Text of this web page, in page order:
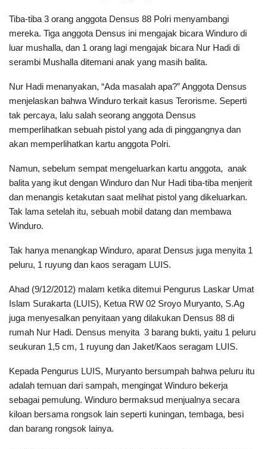
Tiba-tiba 3 orang anggota Densus 88 Polri menyambangi
mereka. Tiga anggota Densus ini mengajak bicara Winduro di
luar mushalla, dan 1 orang lagi mengajak bicara Nur Hadi di
serambi Mushalla ditemani anak yang masih balita.
Nur Hadi menanyakan, “Ada masalah apa?” Anggota Densus
menjelaskan bahwa Winduro terkait kasus Terorisme. Seperti
tak percaya, lalu salah seorang anggota Densus
memperlihatkan sebuah pistol yang ada di pinggangnya dan
akan memperlihatkan kartu anggota Polri.
Namun, sebelum sempat mengeluarkan kartu anggota, anak
balita yang ikut dengan Winduro dan Nur Hadi tiba-tiba menjerit
dan menangis ketakutan saat melihat pistol yang dikeluarkan.
Tak lama setelah itu, sebuah mobil datang dan membawa
Winduro.
Tak hanya menangkap Winduro, aparat Densus juga menyita 1
peluru, 1 ruyung dan kaos seragam LUIS.
Ahad (9/12/2012) malam ketika ditemui Pengurus Laskar Umat
Islam Surakarta (LUIS), Ketua RW 02 Sroyo Muryanto, S.Ag
juga menyesalkan penyitaan yang dilakukan Densus 88 di
rumah Nur Hadi. Densus menyita 3 barang bukti, yaitu 1 peluru
seukuran 1,5 cm, 1 ruyung dan Jaket/Kaos seragam LUIS.
Kepada Pengurus LUIS, Muryanto bersumpah bahwa peluru itu
adalah temuan dari sampah, mengingat Winduro bekerja
sebagai pemulung. Winduro bermaksud menjualnya secara
kiloan bersama rongsok lain seperti kuningan, tembaga, besi
dan barang rongsok lainya.